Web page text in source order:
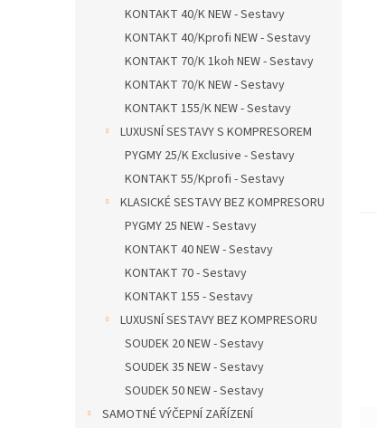
KONTAKT 40/K NEW - Sestavy
KONTAKT 40/Kprofi NEW - Sestavy
KONTAKT 70/K 1koh NEW - Sestavy
KONTAKT 70/K NEW - Sestavy
KONTAKT 155/K NEW - Sestavy
LUXUSNÍ SESTAVY S KOMPRESOREM
PYGMY 25/K Exclusive - Sestavy
KONTAKT 55/Kprofi - Sestavy
KLASICKÉ SESTAVY BEZ KOMPRESORU
PYGMY 25 NEW - Sestavy
KONTAKT 40 NEW - Sestavy
KONTAKT 70 - Sestavy
KONTAKT 155 - Sestavy
LUXUSNÍ SESTAVY BEZ KOMPRESORU
SOUDEK 20 NEW - Sestavy
SOUDEK 35 NEW - Sestavy
SOUDEK 50 NEW - Sestavy
SAMOTNÉ VÝČEPNÍ ZAŘÍZENÍ